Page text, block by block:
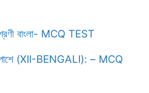
বাংলা- MCQ TEST
পাশে (XII-BENGALI): – MCQ